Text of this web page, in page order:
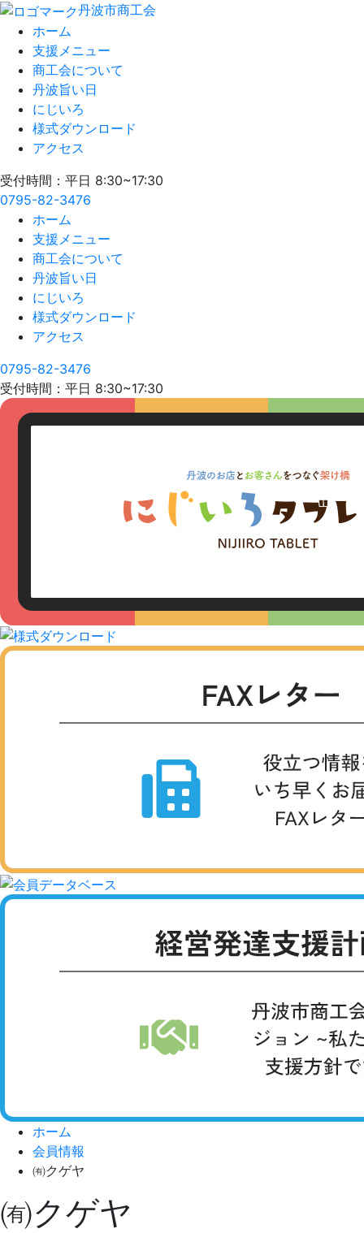
丹波市商工会
ホーム
支援メニュー
商工会について
丹波旨い日
にじいろ
様式ダウンロード
アクセス
受付時間：平日 8:30~17:30
0795-82-3476
ホーム
支援メニュー
商工会について
丹波旨い日
にじいろ
様式ダウンロード
アクセス
0795-82-3476
受付時間：平日 8:30~17:30
ホーム
会員情報
㈲クゲヤ
㈲クゲヤ